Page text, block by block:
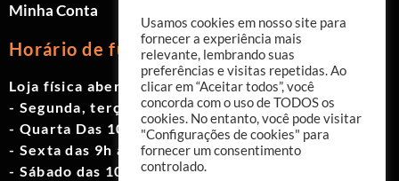
Minha Conta
Horário de funcionamento
Loja física aberta de Segunda à Sábado.
- Segunda, terça e quinta das 9h às 19h
- Quarta Das 10h às 18h
- Sexta das 9h às 18h
- Sábado das 10h às 17h
Usamos cookies em nosso site para
fornecer a experiência mais
relevante, lembrando suas
preferências e visitas repetidas. Ao
clicar em “Aceitar todos”, você
concorda com o uso de TODOS os
cookies. No entanto, você pode visitar
"Configurações de cookies" para
fornecer um consentimento
controlado.